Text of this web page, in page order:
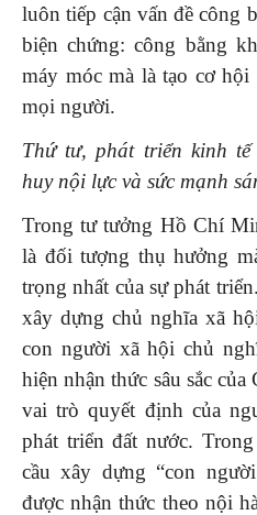
luôn tiếp cận vấn đề công
biện chứng: công bằng
máy móc mà là tạo cơ
mọi người.
Thứ tư, phát triển kinh
huy nội lực và sức mạnh
Trong tư tưởng Hồ Chí
là đối tượng thụ hưởng
trọng nhất của sự phát
xây dựng chủ nghĩa xã
con người xã hội chủ
hiện nhận thức sâu sắc
vai trò quyết định của
phát triển đất nước.
cầu xây dựng “con
được nhận thức theo nội